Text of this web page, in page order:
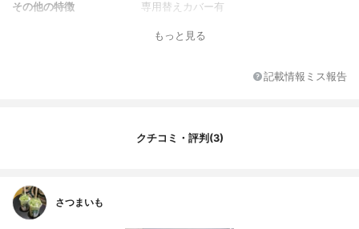
その他の特徴
専用替えカバー有
もっと見る
記載情報ミス報告
クチコミ・評判(3)
さつまいも